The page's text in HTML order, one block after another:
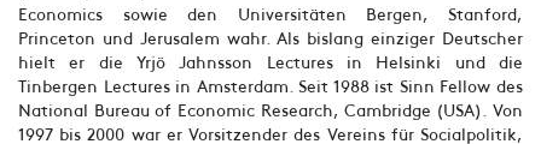
Economics sowie den Universitäten Bergen, Stanford,
Princeton und Jerusalem wahr. Als bislang einziger Deutscher
hielt er die Yrjö Jahnsson Lectures in Helsinki und die
Tinbergen Lectures in Amsterdam. Seit 1988 ist Sinn Fellow des
National Bureau of Economic Research, Cambridge (USA). Von
1997 bis 2000 war er Vorsitzender des Vereins für Socialpolitik,